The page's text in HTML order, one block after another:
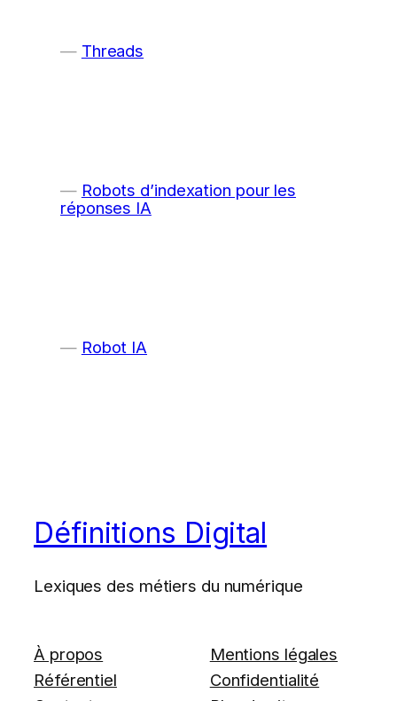
Threads
Robots d’indexation pour les
réponses IA
Robot IA
Définitions Digital
Lexiques des métiers du numérique
À propos
Référentiel
Mentions légales
Confidentialité